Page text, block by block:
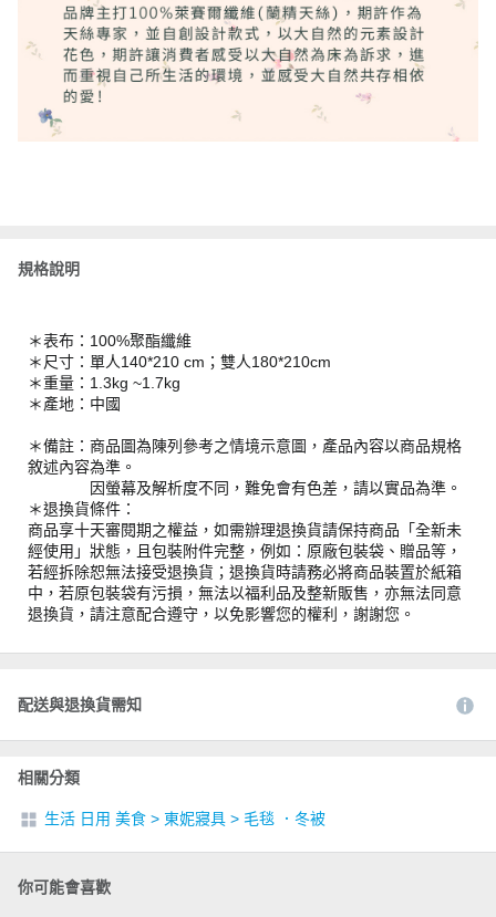
規格說明
＊表布：100%聚酯纖維
＊尺寸：單人140*210 cm；雙人180*210cm
＊重量：1.3kg ~1.7kg
＊產地：中國
＊備註：商品圖為陳列參考之情境示意圖，產品內容以商品規格
敘述內容為準。
因螢幕及解析度不同，難免會有色差，請以實品為準。
＊退換貨條件：
商品享十天審閱期之權益，如需辦理退換貨請保持商品「全新未
經使用」狀態，且包裝附件完整，例如：原廠包裝袋、贈品等，
若經拆除恕無法接受退換貨；退換貨時請務必將商品裝置於紙箱
中，若原包裝袋有污損，無法以福利品及整新販售，亦無法同意
退換貨，請注意配合遵守，以免影響您的權利，謝謝您。
配送與退換貨需知
相關分類
生活 日用 美食 > 東妮寢具 > 毛毯 ．冬被
你可能會喜歡